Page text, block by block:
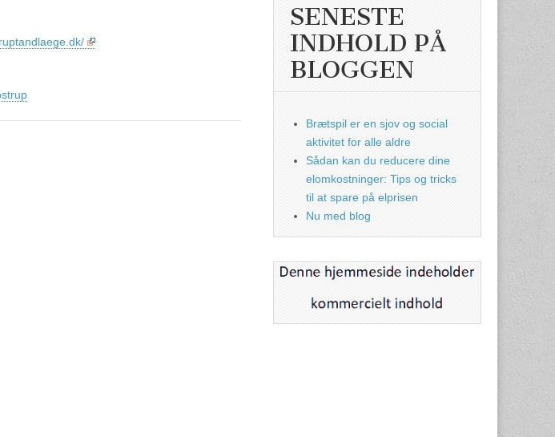
SENESTE
INDHOLD PÅ
BLOGGEN
Brætspil er en sjov og social
aktivitet for alle aldre
Sådan kan du reducere dine
elomkostninger: Tips og tricks
til at spare på elprisen
Nu med blog